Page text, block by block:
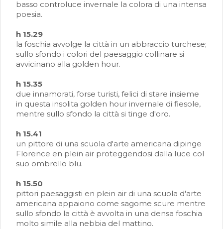
basso controluce invernale la colora di una intensa
poesia.
h 15.29
la foschia avvolge la città in un abbraccio turchese;
sullo sfondo i colori del paesaggio collinare si
avvicinano alla golden hour.
h 15.35
due innamorati, forse turisti, felici di stare insieme
in questa insolita golden hour invernale di fiesole,
mentre sullo sfondo la città si tinge d'oro.
h 15.41
un pittore di una scuola d'arte americana dipinge
Florence en plein air proteggendosi dalla luce col
suo ombrello blu.
h 15.50
pittori paesaggisti en plein air di una scuola d'arte
americana appaiono come sagome scure mentre
sullo sfondo la città è avvolta in una densa foschia
molto simile alla nebbia del mattino.